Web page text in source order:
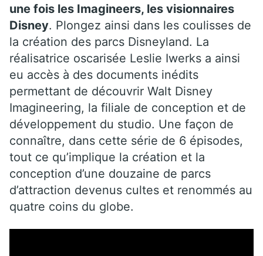
une fois les Imagineers, les visionnaires
Disney. Plongez ainsi dans les coulisses de
la création des parcs Disneyland. La
réalisatrice oscarisée Leslie Iwerks a ainsi
eu accès à des documents inédits
permettant de découvrir Walt Disney
Imagineering, la filiale de conception et de
développement du studio. Une façon de
connaître, dans cette série de 6 épisodes,
tout ce qu’implique la création et la
conception d’une douzaine de parcs
d’attraction devenus cultes et renommés au
quatre coins du globe.